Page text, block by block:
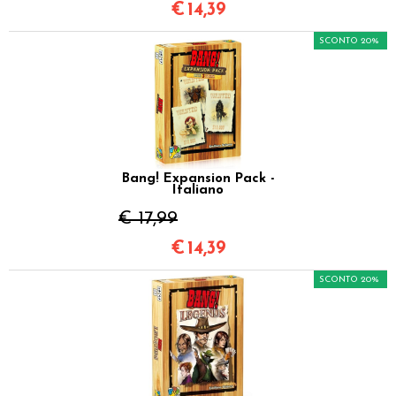
€ 14,39
Bang! Expansion Pack -
Italiano
€ 17,99
SCONTO 20%
€ 14,39
SCONTO 20%